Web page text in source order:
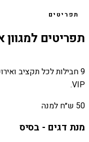
תפריטים
תפריטים למגוון
9 חבילות לכל תקציב
VIP.
50 ש״ח למנה
מנת דגים - בסיס